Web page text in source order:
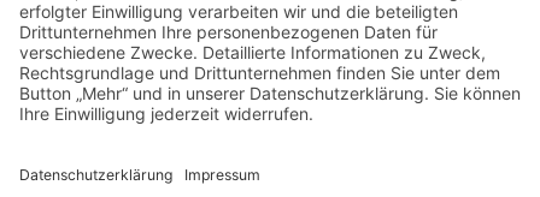
Ausstellung
Blog
Karriere